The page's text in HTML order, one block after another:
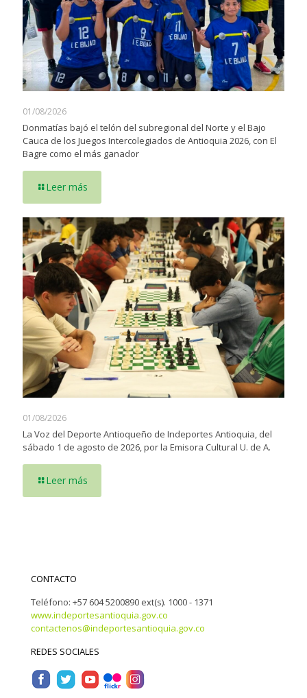
01/08/2026
Donmatías bajó el telón del subregional del Norte y el Bajo
Cauca de los Juegos Intercolegiados de Antioquia 2026, con El
Bagre como el más ganador
Leer más
01/08/2026
La Voz del Deporte Antioqueño de Indeportes Antioquia, del
sábado 1 de agosto de 2026, por la Emisora Cultural U. de A.
Leer más
CONTACTO
Teléfono: +57 604 5200890 ext(s). 1000 - 1371
www.indeportesantioquia.gov.co
contactenos@indeportesantioquia.gov.co
REDES SOCIALES